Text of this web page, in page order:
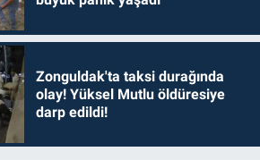
Zonguldak'ta taksi durağında
olay! Yüksel Mutlu öldüresiye
darp edildi!